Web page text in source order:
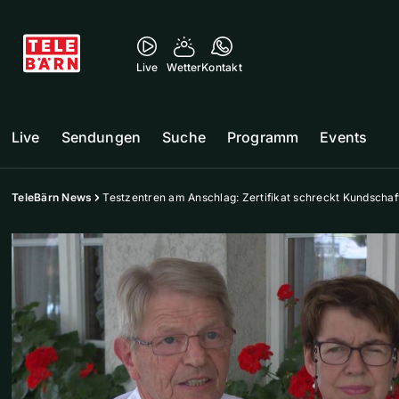
Live WetterKontakt
Live Sendungen Suche Programm Events
TeleBärn News Testzentren am Anschlag: Zertifikat schreckt